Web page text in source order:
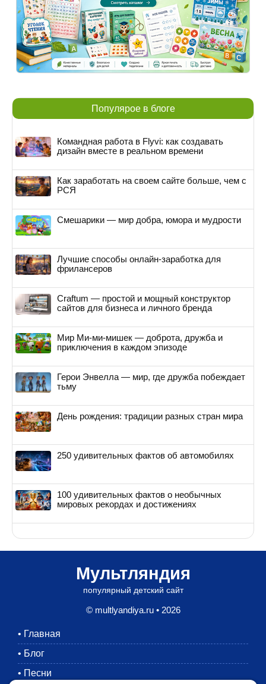
Популярое в блоге
Командная работа в Flyvi: как создавать
дизайн вместе в реальном времени
Как заработать на своем сайте больше, чем с
РСЯ
Смешарики — мир добра, юмора и мудрости
Лучшие способы онлайн-заработка для
фрилансеров
Craftum — простой и мощный конструктор
сайтов для бизнеса и личного бренда
Мир Ми-ми-мишек — доброта, дружба и
приключения в каждом эпизоде
Герои Энвелла — мир, где дружба побеждает
тьму
День рождения: традиции разных стран мира
250 удивительных фактов об автомобилях
100 удивительных фактов о необычных
мировых рекордах и достижениях
Мультляндия
популярный детский сайт
© multlyandiya.ru • 2026
• Главная
• Блог
• Песни